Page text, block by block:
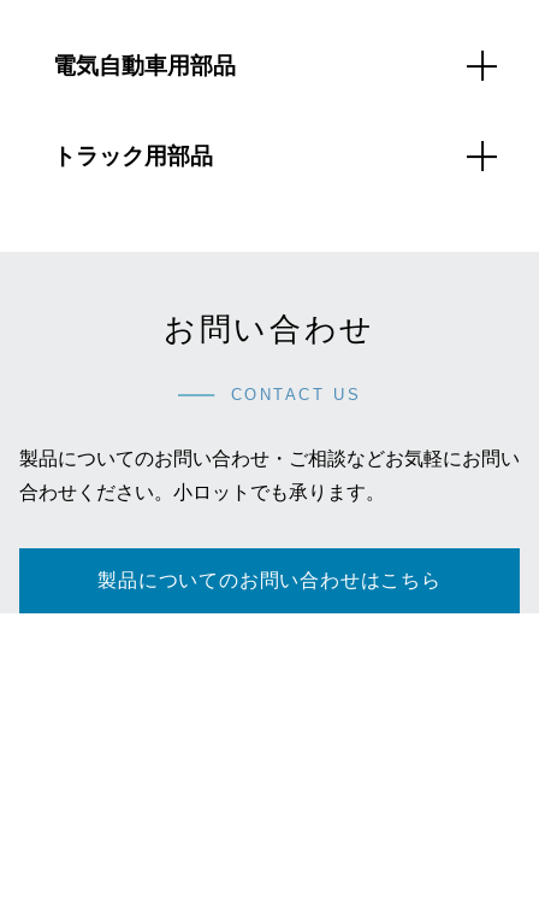
電気自動車用部品
トラック用部品
お問い合わせ
CONTACT US
製品についてのお問い合わせ・ご相談などお気軽にお問い
合わせください。小ロットでも承ります。
製品についてのお問い合わせはこちら